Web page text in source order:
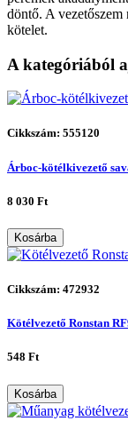
döntő. A vezetőszem
kötelet.
A kategóriából
Cikkszám: 555120
Árboc-kötélkivezető
8 030 Ft
Kosárba
Cikkszám: 472932
Kötélvezető Ronstan
548 Ft
Kosárba